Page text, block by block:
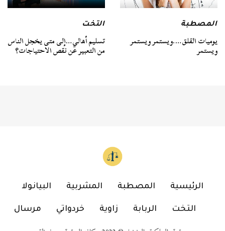
المصطبة
يوميات القلق….ويستمر ويستمر
ويستمر
التخت
تسليم أهالي…إلى متى يخجل الناس
من التعبير عن نقص الاحتياجات؟
الرئيسية المصطبة المشربية البيانولا
التخت الربابة زاوية خردواتي مرسال